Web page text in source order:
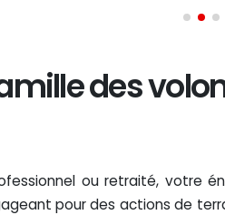
des
ou retraité, votre
pour des actions de